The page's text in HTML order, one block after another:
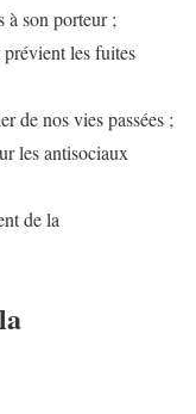
à son porteur ;
les fuites
de nos vies passées ;
les antisociaux
de la